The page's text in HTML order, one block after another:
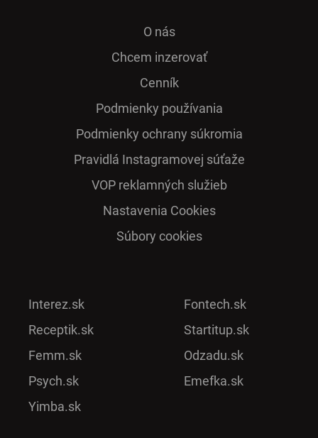
O nás
Chcem inzerovať
Cenník
Podmienky používania
Podmienky ochrany súkromia
Pra­vidlá Ins­ta­gra­mo­vej sú­ťaže
VOP reklamných služieb
Nastavenia Cookies
Súbory cookies
Interez.sk
Receptik.sk
Femm.sk
Psych.sk
Yimba.sk
Fontech.sk
Startitup.sk
Odzadu.sk
Emefka.sk